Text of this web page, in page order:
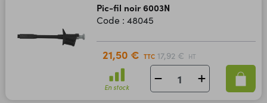
Pic-fil noir 6003N
Code : 48045
21,50 € TTC 17,92 € HT
En stock